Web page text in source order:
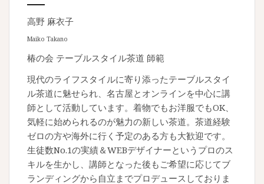
高野 麻衣子
Maiko Takano
椿の会 テーブルスタイル茶道 師範
現代のライフスタイルに寄り添ったテーブルスタイ
ル茶道に魅せられ、名古屋とオンラインを中心に講
師として活動しています。着物でもお洋服でもOK、
気軽に始められるのが魅力の新しい茶道。茶道経験
ゼロの方や海外に行く予定のある方も大歓迎です。
生徒数No.1の実績＆WEBデザイナーというプロのス
キルを生かし、講師となった後もご希望に応じてブ
ランディングから自立までプロデュースしておりま